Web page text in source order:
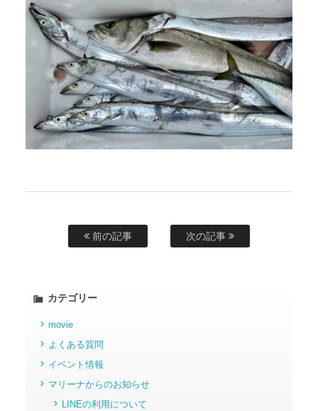
前の記事 次の記事
カテゴリー
movie
よくある質問
イベント情報
マリーナからのお知らせ
LINEの利用について